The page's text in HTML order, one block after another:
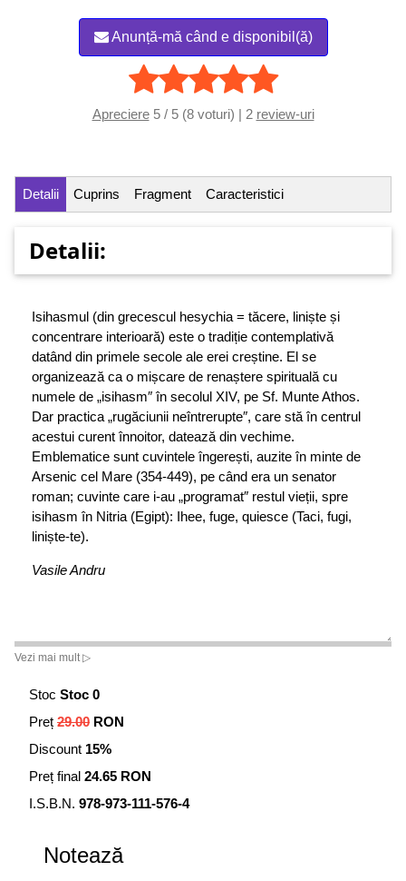
Anunță-mă când e disponibil(ă)
Apreciere5 / 5 (8 voturi) | 2 review-uri
Detalii Cuprins Fragment Caracteristici
Detalii:
Isihasmul (din grecescul hesychia = tăcere, liniște și
concentrare interioară) este o tradiție contemplativă
datând din primele secole ale erei creștine. El se
organizează ca o mișcare de renaștere spirituală cu
numele de „isihasm″ în secolul XIV, pe Sf. Munte Athos.
Dar practica „rugăciunii neîntrerupte″, care stă în centrul
acestui curent înnoitor, datează din vechime.
Emblematice sunt cuvintele îngerești, auzite în minte de
Arsenic cel Mare (354-449), pe când era un senator
roman; cuvinte care i-au „programat″ restul vieții, spre
isihasm în Nitria (Egipt): Ihee, fuge, quiesce (Taci, fugi,
liniște-te).
Vasile Andru
Vezi mai mult ▷
Stoc Stoc 0
Preț 29.00 RON
Discount 15%
Preț final 24.65 RON
I.S.B.N. 978-973-111-576-4
Notează